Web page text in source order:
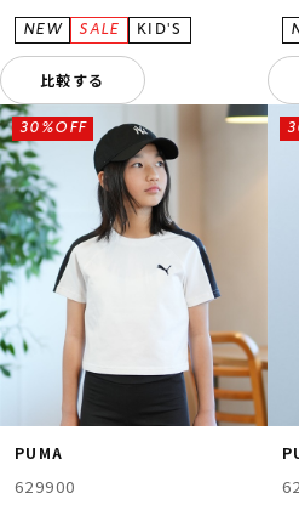
ムラサキスポー
ポイント・クーポンも
比較する
PUMA
629900
30%OFF